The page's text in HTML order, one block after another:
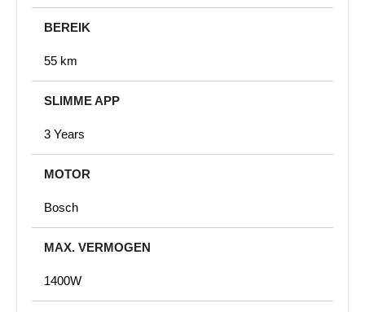
BEREIK
55 km
SLIMME APP
3 Years
MOTOR
Bosch
MAX. VERMOGEN
1400W